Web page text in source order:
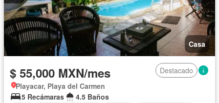
Casa
$ 55,000 MXN/mes
Destacado
Playacar, Playa del Carmen
5 Recámaras
4.5 Baños